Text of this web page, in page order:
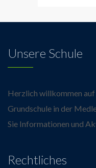
Unsere Schule
Herzlich willkommen
Grundschule in der
Sie Informationen und
Rechtliches